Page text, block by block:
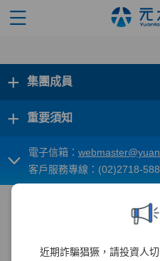
近期詐騙猖獗，請投資人
+ 集團成員
+ 重要須知
電子信箱：
客戶服務專線：(02)2718-